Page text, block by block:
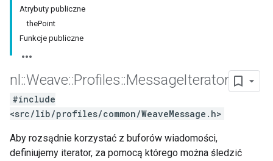
Atrybuty publiczne
thePoint
Funkcje publiczne
nl ::Weave::Profiles::MessageIterator
#include
<src/lib/profiles/common/WeaveMessage.h>
Aby rozsądnie korzystać z buforów wiadomości,
definiujemy iterator, za pomocą którego można śledzić